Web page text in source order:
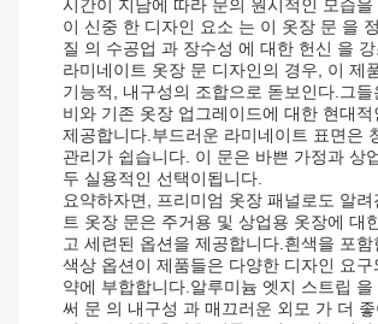
시간이 지남에 따라 문의 원시적인 모습을
이 신중 한 디자인 요소 는 이 옷장 문 을
질 의 수공업 과 장수성 에 대한 헌신 을
라미네이트 옷장 문 디자인의 경우, 이 제
기능적, 내구성의 조합으로 돋보인다.그들
비와 기존 옷장 업그레이드에 대한 현대적
제공합니다.부드러운 라미네이트 표면은
관리가 쉽습니다. 이 문은 바쁜 가정과 상
두 실용적인 선택이됩니다.
요약하자면, 프리미엄 옷장 패널로도 알려
트 옷장 문은 주거용 및 상업용 옷장에 대
고 세련된 옵션을 제공합니다.흰색을 포함
색상 옵션이 제품들은 다양한 디자인 요구
약에 부합합니다.알루미늄 엣지 스트립 을
써 문 의 내구성 과 매끄러운 외모 가 더